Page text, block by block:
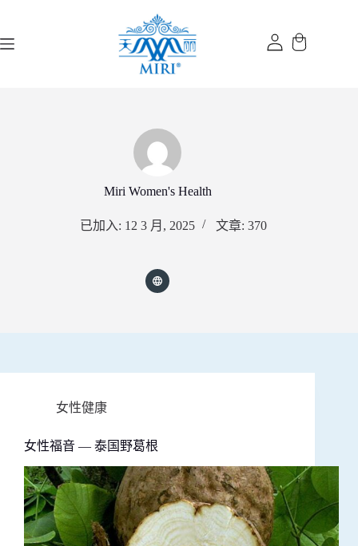
内
Miri Women's Health
已加入: 12 3 月, 2025 文章: 370
女性健康
女性福音 — 泰国野葛根